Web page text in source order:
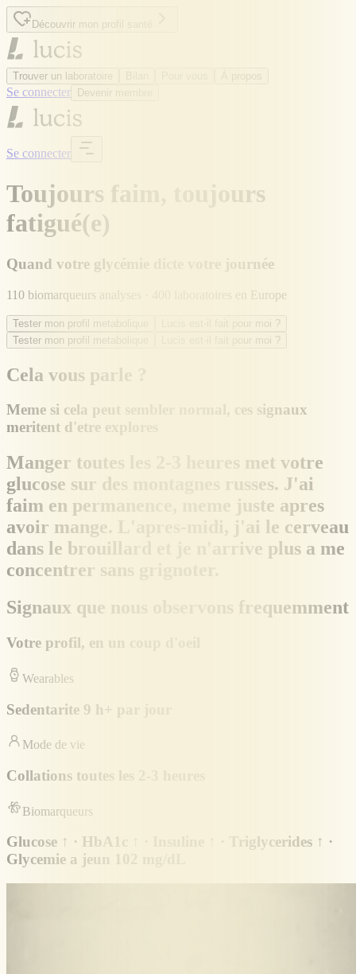
Découvrir mon profil santé
Trouver un laboratoire À propos
Se connecter Devenir membre
Se connecter
Toujours faim, toujours
fatigué(e)
Quand votre glycémie dicte votre journée
110 biomarqueurs analyses · 400 laboratoires en Europe
Tester mon profil metabolique
Lucis est-il fait pour moi ?
Tester mon profil metabolique
Lucis est-il fait pour moi ?
Cela vous parle ?
Meme si cela peut sembler normal, ces signaux
meritent d'etre explores
Manger toutes les 2-3 heures met votre
glucose sur des montagnes russes. J'ai
faim en permanence, meme juste apres
avoir mange. L'apres-midi, j'ai le cerveau
dans le brouillard et je n'arrive plus a me
concentrer sans grignoter.
Signaux que nous observons frequemment
Votre profil, en un coup d'oeil
Wearables
Sedentarite 9 h+ par jour
Mode de vie
Collations toutes les 2-3 heures
Biomarqueurs
Glucose ↑ · HbA1c ↑ · Insuline ↑ · Triglycerides ↑ ·
Glycemie a jeun 102 mg/dL